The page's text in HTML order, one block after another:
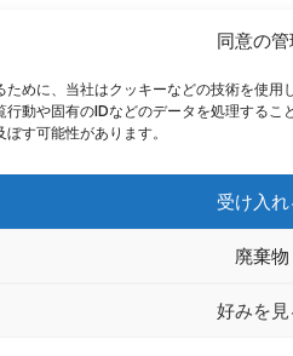
同意の
めに、当社はクッキーなどの技術を使
動や固有のIDなどのデータを処理する
す可能性があります。
受け入
廃棄物
好みを